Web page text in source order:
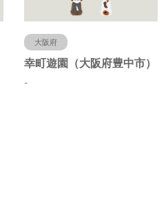
大阪府
幸町遊園（大阪府豊中市）
-